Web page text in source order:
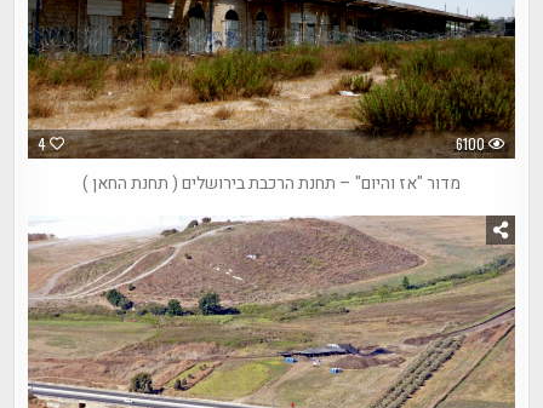
4 6100
מדור "אז והיום" – תחנת הרכבת בירושלים ( תחנת החאן )